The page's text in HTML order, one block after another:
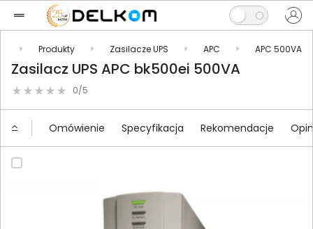
Produkty Zasilacze UPS APC APC 500VA
Zasilacz UPS APC bk500ei 500VA
0/5
Omówienie Specyfikacja Rekomendacje